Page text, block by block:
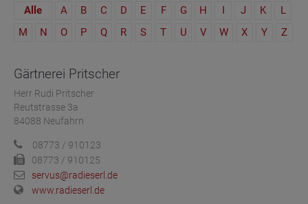
Alle A B C D E F G H I J K
L
M
N O P Q R S T U V W X Y Z
Gärtnerei Pritscher
Herr Rudi Pritscher
Reutstrasse 3a
84088 Neufahrn
08773 / 910123
08773 / 910125
servus@radieserl.de
www.radieserl.de